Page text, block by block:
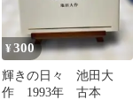
¥300
輝きの日々 池田大
作 1993年 古本